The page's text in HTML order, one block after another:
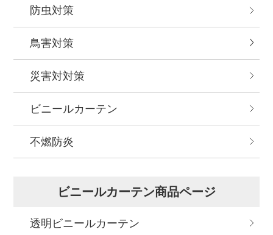
防虫対策
鳥害対策
災害対対策
ビニールカーテン
不燃防炎
ビニールカーテン商品ページ
透明ビニールカーテン